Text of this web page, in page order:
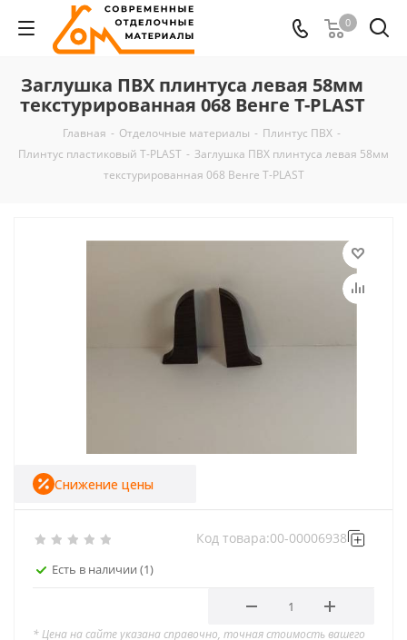
0
Заглушка ПВХ плинтуса левая 58мм
текстурированная 068 Венге T-PLAST
Главная - Отделочные материалы - Плинтус ПВХ -
Плинтус пластиковый T-PLAST - Заглушка ПВХ плинтуса левая 58мм
текстурированная 068 Венге T-PLAST
Есть в наличии (1)
Код товара:00-00006938
Снижение цены
* Цена на сайте указана справочно, точная стоимость вашего